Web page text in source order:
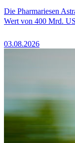
Die Pharmariesen
Wert von 400 Mrd.
03.08.2026